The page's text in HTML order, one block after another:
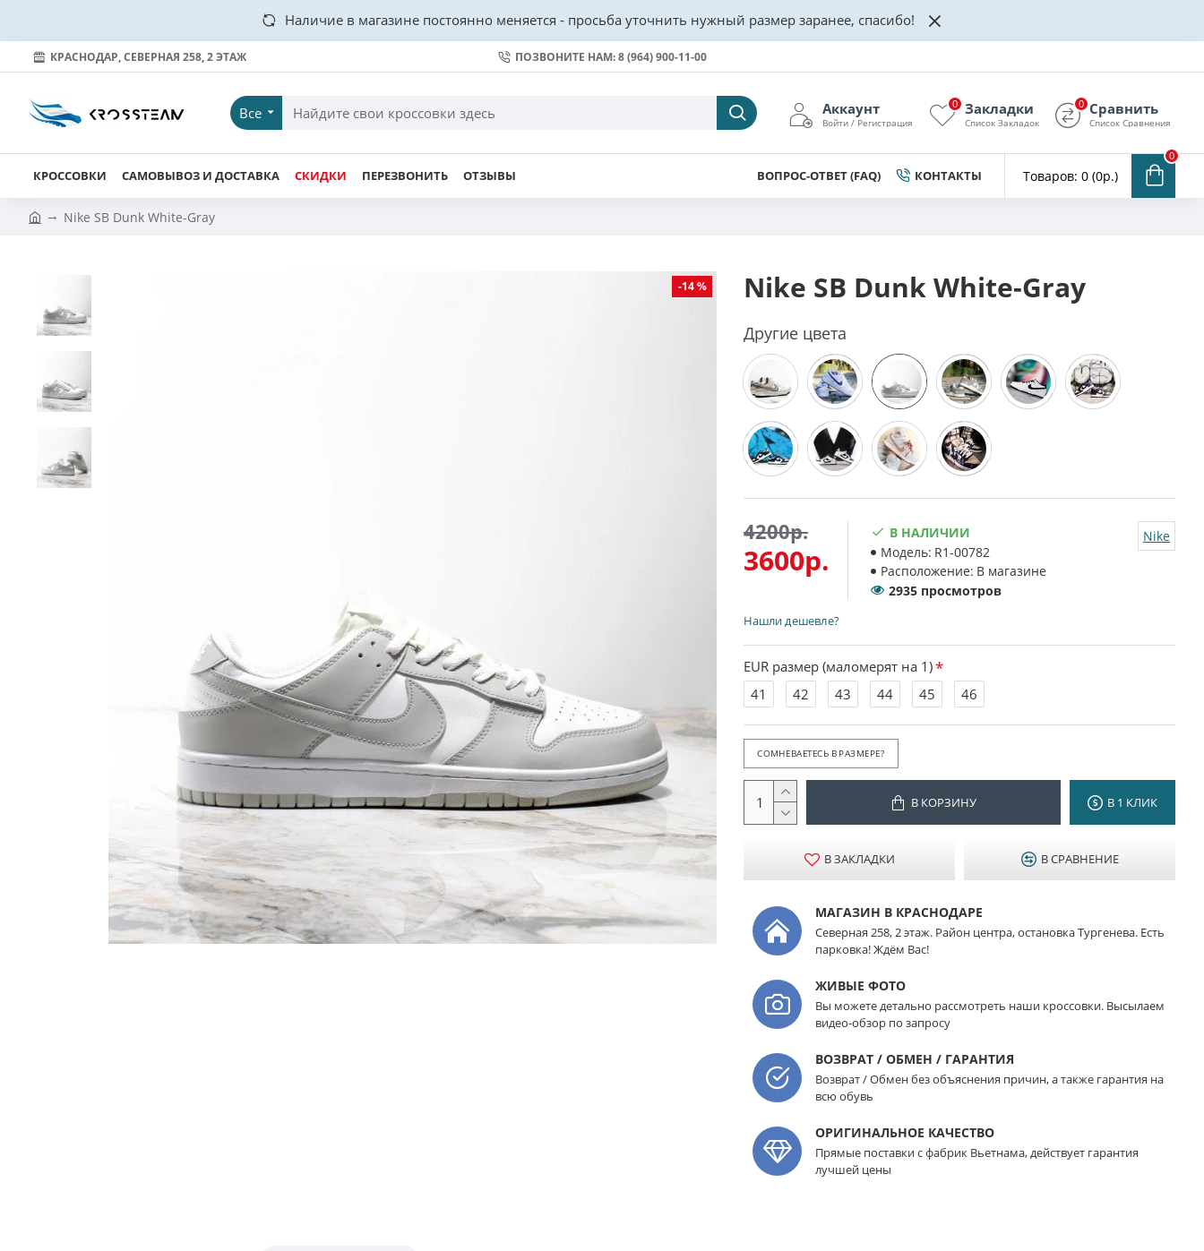
Наличие в магазине постоянно меняется - просьба уточнить нужный размер заранее, спасибо!
КРАСНОДАР, СЕВЕРНАЯ 258, 2 ЭТАЖ ПОЗВОНИТЕ НАМ: 8 (964) 900-11-00
Все Аккаунт
Войти / Регистрация
Закладки
Список Закладок
0 Сравнить
Список Сравнения
0
КРОССОВКИ САМОВЫВОЗ И ДОСТАВКА СКИДКИ ПЕРЕЗВОНИТЬ ОТЗЫВЫ ВОПРОС-ОТВЕТ (FAQ) КОНТАКТЫ Товаров: 0 (0р.)
0
Nike SB Dunk White-Gray
-14 % Nike SB Dunk White-Gray
3600р.
4200р.
В НАЛИЧИИ
Модель: R1-00782
Расположение: В магазине
Nike
2935 просмотров
Другие цвета
EUR размер (маломерят на 1)
41
42 43 44 45 46
В КОРЗИНУ В 1 КЛИК
В ЗАКЛАДКИ В СРАВНЕНИЕ
Нашли дешевле?
СОМНЕВАЕТЕСЬ В РАЗМЕРЕ?
МАГАЗИН В КРАСНОДАРЕ
Северная 258, 2 этаж. Район центра, остановка Тургенева. Есть
парковка! Ждём Вас!
ЖИВЫЕ ФОТО
Вы можете детально рассмотреть наши кроссовки. Высылаем
видео-обзор по запросу
ВОЗВРАТ / ОБМЕН / ГАРАНТИЯ
Возврат / Обмен без объяснения причин, а также гарантия на
всю обувь
ОРИГИНАЛЬНОЕ КАЧЕСТВО
Прямые поставки с фабрик Вьетнама, действует гарантия
лучшей цены